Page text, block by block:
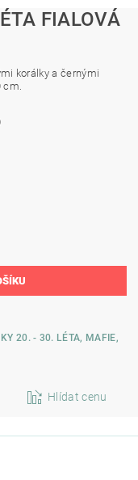
FIALOVÁ
korálky a černými
20. - 30. LÉTA, MAFIE,
Hlídat cenu